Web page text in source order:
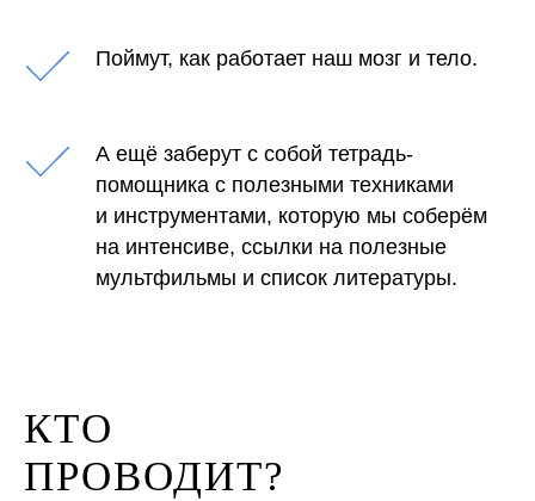
Поймут, как работает наш мозг и тело.
А ещё заберут с собой тетрадь-
помощника с полезными техниками
и инструментами, которую мы соберём
на интенсиве, ссылки на полезные
мультфильмы и список литературы.
КТО
ПРОВОДИТ?